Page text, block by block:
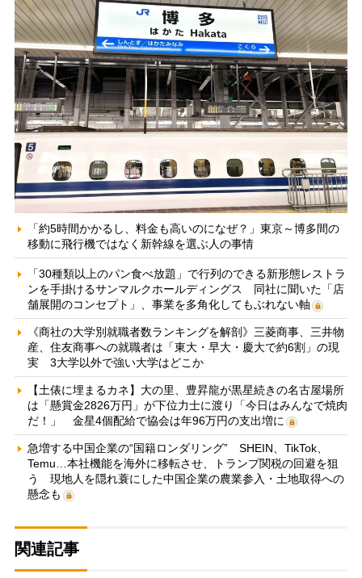
「約5時間かかるし、料金も高いのになぜ？」東京～博多間の
移動に飛行機ではなく新幹線を選ぶ人の事情
「30種類以上のパン食べ放題」で行列のできる新形態レストラ
ンを手掛けるサンマルクホールディングス 同社に聞いた「店
舗展開のコンセプト」、事業を多角化してもぶれない軸
《商社の大学別就職者数ランキングを解剖》三菱商事、三井物
産、住友商事への就職者は「東大・早大・慶大で約6割」の現
実 3大学以外で強い大学はどこか
【土俵に埋まるカネ】大の里、豊昇龍が黒星続きの名古屋場所
は「懸賞金2826万円」が下位力士に渡り「今日はみんなで焼肉
だ！」 金星4個配給で協会は年96万円の支出増に
急増する中国企業の“国籍ロンダリング” SHEIN、TikTok、
Temu…本社機能を海外に移転させ、トランプ関税の回避を狙
う 現地人を隠れ蓑にした中国企業の農業参入・土地取得への
懸念も
関連記事